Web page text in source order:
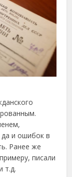
и ошибок в
Ранее же
писали
т.д.